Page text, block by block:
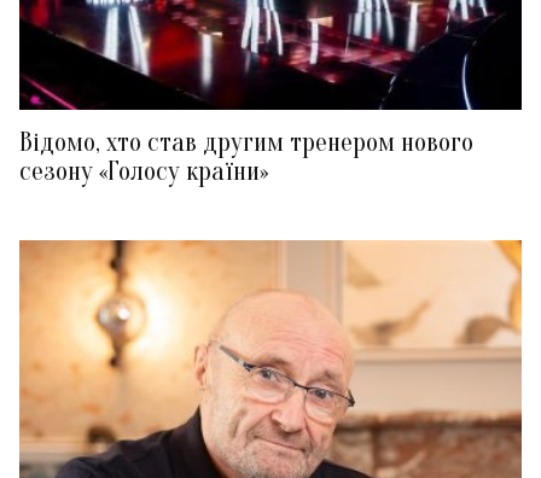
Відомо, хто став другим тренером нового
сезону «Голосу країни»